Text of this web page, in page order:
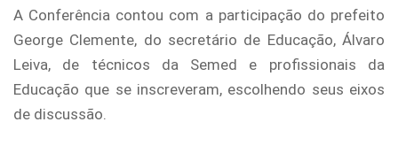
A Conferência contou com a participação do prefeito
George Clemente, do secretário de Educação, Álvaro
Leiva, de técnicos da Semed e profissionais da
Educação que se inscreveram, escolhendo seus eixos
de discussão.